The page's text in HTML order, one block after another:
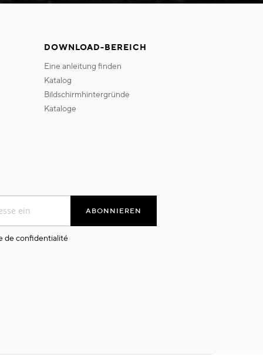
DOWNLOAD-BEREICH
eine anleitung finden
katalog
bildschirmhintergründe
kataloge
ABONNIEREN
de confidentialité